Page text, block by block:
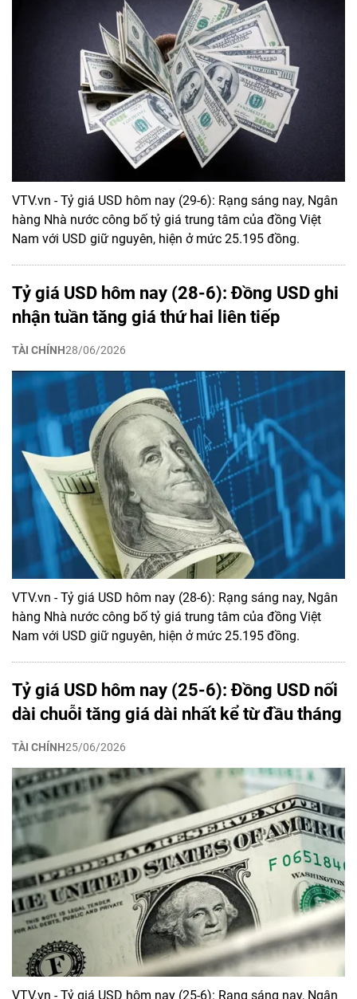
VTV.vn - Tỷ giá USD hôm nay (29-6): Rạng sáng nay, Ngân
hàng Nhà nước công bố tỷ giá trung tâm của đồng Việt
Nam với USD giữ nguyên, hiện ở mức 25.195 đồng.
Tỷ giá USD hôm nay (28-6): Đồng USD ghi
nhận tuần tăng giá thứ hai liên tiếp
TÀI CHÍNH28/06/2026
VTV.vn - Tỷ giá USD hôm nay (28-6): Rạng sáng nay, Ngân
hàng Nhà nước công bố tỷ giá trung tâm của đồng Việt
Nam với USD giữ nguyên, hiện ở mức 25.195 đồng.
Tỷ giá USD hôm nay (25-6): Đồng USD nối
dài chuỗi tăng giá dài nhất kể từ đầu tháng
TÀI CHÍNH25/06/2026
VTV.vn - Tỷ giá USD hôm nay (25-6): Rạng sáng nay, Ngân